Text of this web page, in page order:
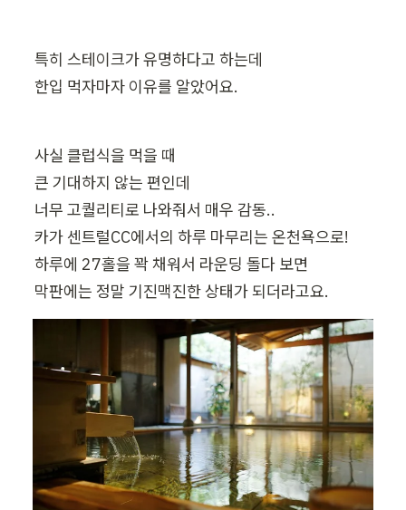
특히 스테이크가 유명하다고 하는데
한입 먹자마자 이유를 알았어요.
사실 클럽식을 먹을 때
큰 기대하지 않는 편인데
너무 고퀄리티로 나와줘서 매우 감동..
카가 센트럴CC에서의 하루 마무리는 온천욕으로!
하루에 27홀을 꽉 채워서 라운딩 돌다 보면
막판에는 정말 기진맥진한 상태가 되더라고요.